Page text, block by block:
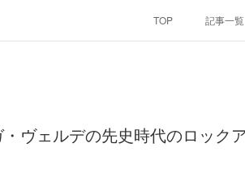
TOP 記事一覧
ヴェルデの先史時代のロック